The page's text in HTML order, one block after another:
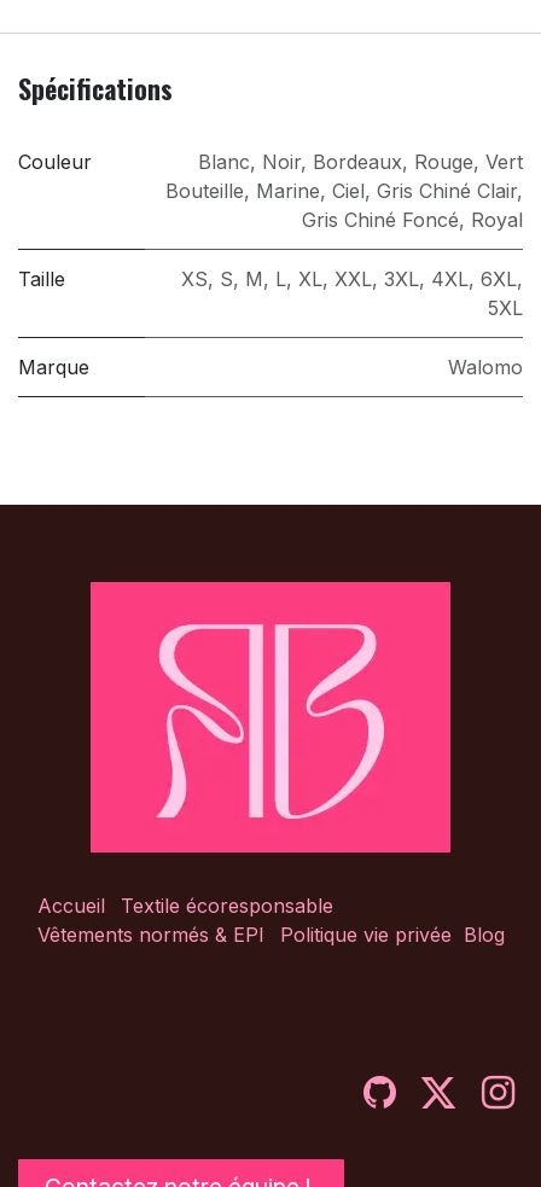
Spécifications
Couleur Blanc, Noir, Bordeaux, Rouge, Vert
Bouteille, Marine, Ciel, Gris Chiné Clair,
Gris Chiné Foncé, Royal
Taille XS, S, M, L, XL, XXL, 3XL, 4XL, 6XL,
5XL
Marque Walomo
Accueil
Textile écoresponsable
Vêtements normés & EPI
Politique vie privée Blog